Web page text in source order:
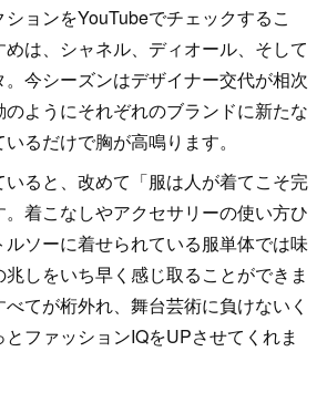
ョンをYouTubeでチェックするこ
は、シャネル、ディオール、そして
今シーズンはデザイナー交代が相次
ようにそれぞれのブランドに新たな
るだけで胸が高鳴ります。
ると、改めて「服は人が着てこそ完
着こなしやアクセサリーの使い方ひ
ルソーに着せられている服単体では味
しをいち早く感じ取ることができま
てが桁外れ、舞台芸術に負けないく
ファッションIQをUPさせてくれま